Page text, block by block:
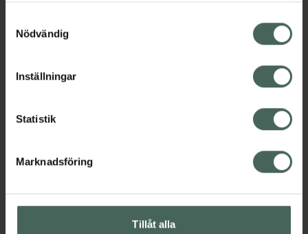
återkalla ditt samtycke via webbplatsens
cookieinställningar. Ett återkallat samtycke påverkar inte
lagligheten av behandling som skett innan återkallelsen.
Nödvändig
Inställningar
Statistik
Marknadsföring
Tillåt alla
Kronans Apotek finns här för dig. Du hittar oss från Skåne i
datorn. Oavsett vem du är så är det vårt uppdrag att
med oss.
Kundservice
Kontakta oss